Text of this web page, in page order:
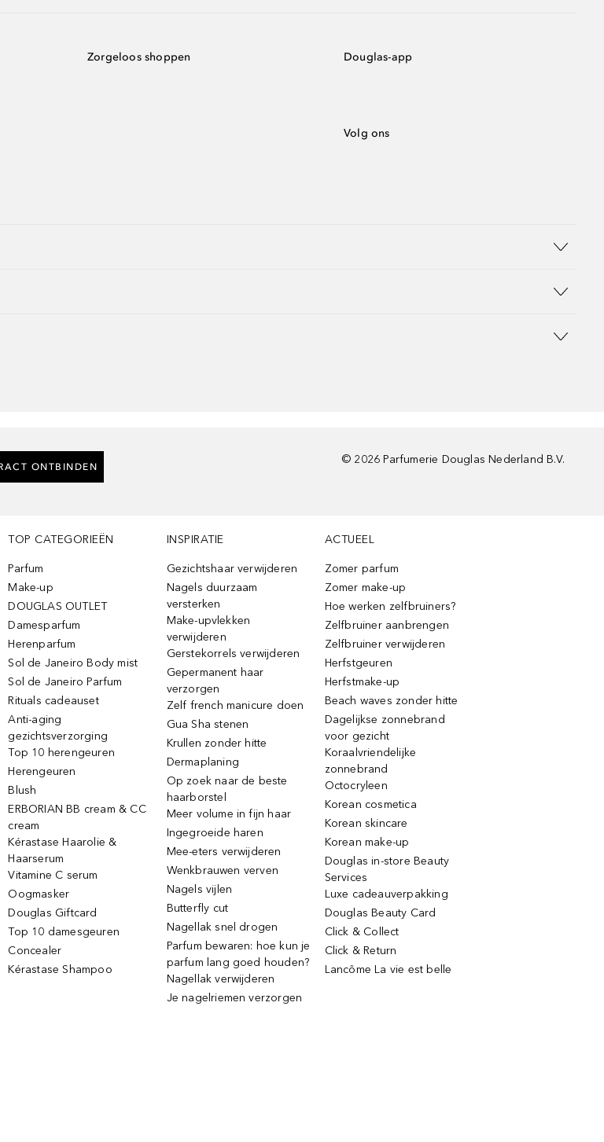
Zorgeloos shoppen Douglas-app
Volg ons
ONTBINDEN
© 2026 Parfumerie Douglas Nederland B.V.
TOP CATEGORIEËN
Parfum
Make-up
DOUGLAS OUTLET
Damesparfum
Herenparfum
Sol de Janeiro Body mist
Sol de Janeiro Parfum
Rituals cadeauset
Anti-aging
gezichtsverzorging
Top 10 herengeuren
Herengeuren
Blush
ERBORIAN BB cream & CC
cream
Kérastase Haarolie &
Haarserum
Vitamine C serum
Oogmasker
Douglas Giftcard
Top 10 damesgeuren
Concealer
Kérastase Shampoo
INSPIRATIE
Gezichtshaar verwijderen
Nagels duurzaam
versterken
Make-upvlekken
verwijderen
Gerstekorrels verwijderen
Gepermanent haar
verzorgen
Zelf french manicure doen
Gua Sha stenen
Krullen zonder hitte
Dermaplaning
Op zoek naar de beste
haarborstel
Meer volume in fijn haar
Ingegroeide haren
Mee-eters verwijderen
Wenkbrauwen verven
Nagels vijlen
Butterfly cut
Nagellak snel drogen
Parfum bewaren: hoe kun je
parfum lang goed houden?
Nagellak verwijderen
Je nagelriemen verzorgen
ACTUEEL
Zomer parfum
Zomer make-up
Hoe werken zelfbruiners?
Zelfbruiner aanbrengen
Zelfbruiner verwijderen
Herfstgeuren
Herfstmake-up
Beach waves zonder hitte
Dagelijkse zonnebrand
voor gezicht
Koraalvriendelijke
zonnebrand
Octocryleen
Korean cosmetica
Korean skincare
Korean make-up
Douglas in-store Beauty
Services
Luxe cadeauverpakking
Douglas Beauty Card
Click & Collect
Click & Return
Lancôme La vie est belle